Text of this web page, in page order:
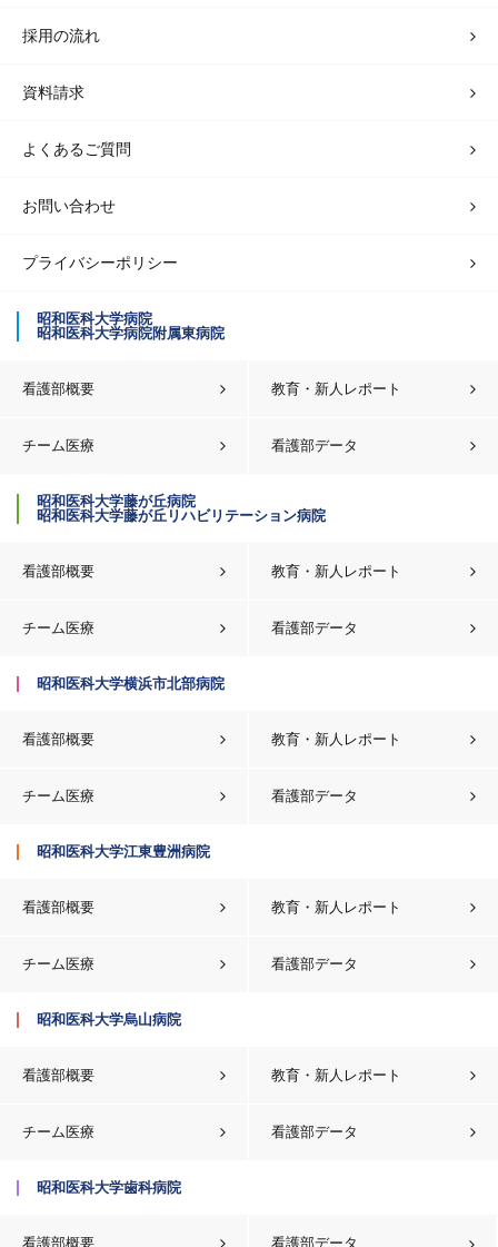
採用の流れ
資料請求
よくあるご質問
お問い合わせ
プライバシーポリシー
昭和医科大学病院
昭和医科大学病院附属東病院
看護部概要
チーム医療
教育・新人レポート
看護部データ
昭和医科大学藤が丘病院
昭和医科大学藤が丘リハビリテーション病院
看護部概要
チーム医療
教育・新人レポート
看護部データ
昭和医科大学横浜市北部病院
看護部概要
チーム医療
教育・新人レポート
看護部データ
昭和医科大学江東豊洲病院
看護部概要
チーム医療
教育・新人レポート
看護部データ
昭和医科大学烏山病院
看護部概要
チーム医療
教育・新人レポート
看護部データ
昭和医科大学歯科病院
看護部概要 看護部データ